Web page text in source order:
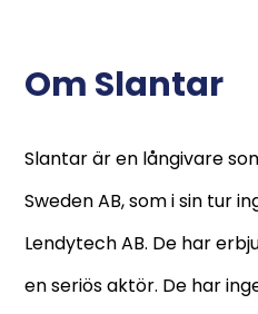
Om Slantar
Slantar är en långivare
Sweden AB, som i sin tur
Lendytech AB. De har
en seriös aktör. De har